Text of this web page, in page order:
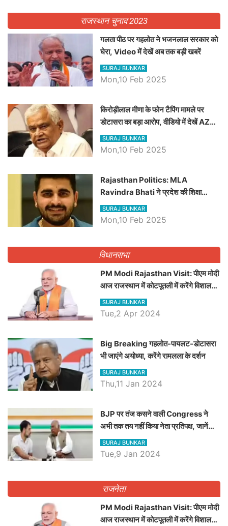
राजस्थान चुनाव 2023
गलता पीठ पर गहलोत ने भजनलाल सरकार को
घेरा, Video में देखें अब तक बड़ी खबरें
SURAJ BUNKAR
Mon,10 Feb 2025
किरोड़ीलाल मीणा के फोन टैपिंग मामले पर
डोटासरा का बड़ा आरोप, वीडियो में देखें AZ
बड़ी खबरें
SURAJ BUNKAR
Mon,10 Feb 2025
Rajasthan Politics: MLA
Ravindra Bhati ने प्रदेश की शिक्षा
व्यवस्था पर उठाए सवाल, Madan
Dilawar पर हमला करते हुए गिनवाये खाली
SURAJ BUNKAR
Mon,10 Feb 2025
विधानसभा
PM Modi Rajasthan Visit: पीएम मोदी
आज राजस्थान में कोटपूतली में करेंगे विशाल
रैली, एक सभा से 8 सीटों पर साधेगें निशाना
SURAJ BUNKAR
Tue,2 Apr 2024
Big Breaking गहलोत-पायलट-डोटासरा
भी जाएंगे अयोध्या, करेंगे रामलला के दर्शन
SURAJ BUNKAR
Thu,11 Jan 2024
BJP पर तंज कसने वाली Congress ने
अभी तक तय नहीं किया नेता प्रतिपक्ष, जानें
कौन होगा दावेदार
SURAJ BUNKAR
Tue,9 Jan 2024
राजनेता
PM Modi Rajasthan Visit: पीएम मोदी
आज राजस्थान में कोटपूतली में करेंगे विशाल